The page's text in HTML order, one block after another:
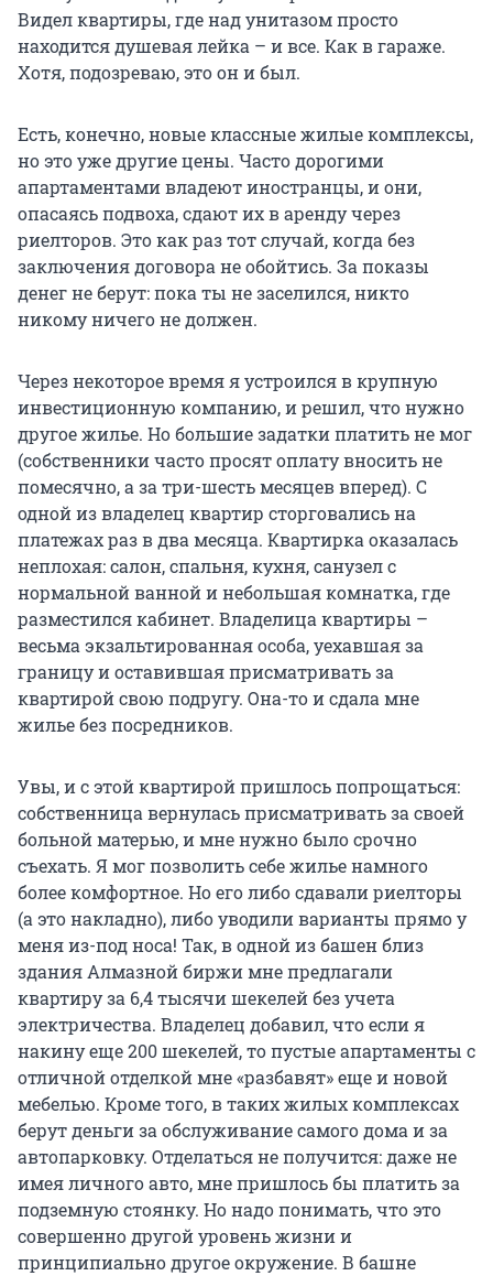
Видел квартиры, где над унитазом просто
находится душевая лейка – и все. Как в гараже.
Хотя, подозреваю, это он и был.
Есть, конечно, новые классные жилые комплексы,
но это уже другие цены. Часто дорогими
апартаментами владеют иностранцы, и они,
опасаясь подвоха, сдают их в аренду через
риелторов. Это как раз тот случай, когда без
заключения договора не обойтись. За показы
денег не берут: пока ты не заселился, никто
никому ничего не должен.
Через некоторое время я устроился в крупную
инвестиционную компанию, и решил, что нужно
другое жилье. Но большие задатки платить не мог
(собственники часто просят оплату вносить не
помесячно, а за три-шесть месяцев вперед). С
одной из владелец квартир сторговались на
платежах раз в два месяца. Квартирка оказалась
неплохая: салон, спальня, кухня, санузел с
нормальной ванной и небольшая комнатка, где
разместился кабинет. Владелица квартиры –
весьма экзальтированная особа, уехавшая за
границу и оставившая присматривать за
квартирой свою подругу. Она-то и сдала мне
жилье без посредников.
Увы, и с этой квартирой пришлось попрощаться:
собственница вернулась присматривать за своей
больной матерью, и мне нужно было срочно
съехать. Я мог позволить себе жилье намного
более комфортное. Но его либо сдавали риелторы
(а это накладно), либо уводили варианты прямо у
меня из-под носа! Так, в одной из башен близ
здания Алмазной биржи мне предлагали
квартиру за 6,4 тысячи шекелей без учета
электричества. Владелец добавил, что если я
накину еще 200 шекелей, то пустые апартаменты с
отличной отделкой мне «разбавят» еще и новой
мебелью. Кроме того, в таких жилых комплексах
берут деньги за обслуживание самого дома и за
автопарковку. Отделаться не получится: даже не
имея личного авто, мне пришлось бы платить за
подземную стоянку. Но надо понимать, что это
совершенно другой уровень жизни и
принципиально другое окружение. В башне